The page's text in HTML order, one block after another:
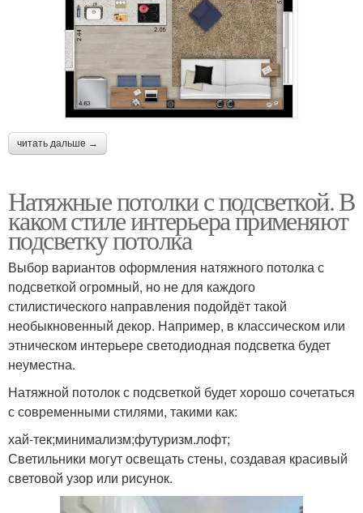
читать дальше →
Натяжные потолки с подсветкой. В
каком стиле интерьера применяют
подсветку потолка
Выбор вариантов оформления натяжного потолка с
подсветкой огромный, но не для каждого
стилистического направления подойдёт такой
необыкновенный декор. Например, в классическом или
этническом интерьере светодиодная подсветка будет
неуместна.
Натяжной потолок с подсветкой будет хорошо сочетаться
с современными стилями, такими как:
хай-тек;минимализм;футуризм.лофт;
Светильники могут освещать стены, создавая красивый
световой узор или рисунок.